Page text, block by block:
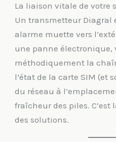
La liaison vitale de votre
Un transmetteur Diagral
alarme muette vers
une panne électronique,
méthodiquement la
l’état de la carte SIM (et
du réseau à
fraîcheur des piles. C’est
des solutions.